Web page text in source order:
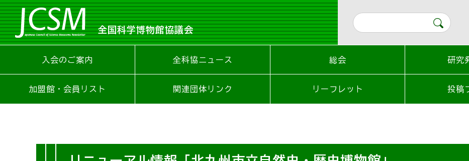
全国科学博物館協議会
入会のご案内 全科協ニュース 総会 研究
加盟館・会員リスト 関連団体リンク リーフレット 投稿